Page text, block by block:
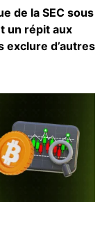
de la SEC sous
un répit aux
exclure d’autres